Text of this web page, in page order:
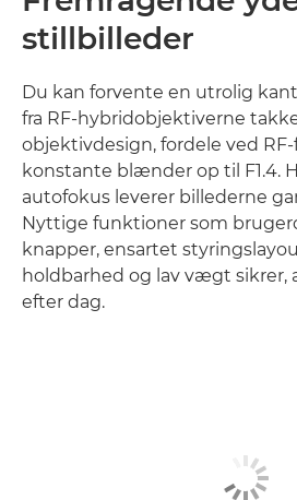
stillbilleder
Du kan forvente en utrolig
fra RF-hybridobjektiverne
objektivdesign, fordele ved
konstante blænder op til F1.4.
autofokus leverer billederne
Nyttige funktioner som
knapper, ensartet
holdbarhed og lav vægt sikrer,
efter dag.